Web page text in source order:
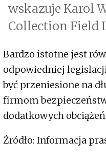
wskazuje Karol
Collection Field
Bardzo istotne jest
odpowiedniej
być przeniesione na
firmom
dodatkowych
Źródło: Informacja